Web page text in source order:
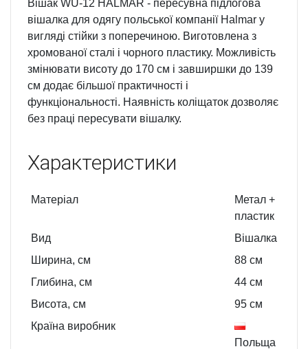
Вішак WU-12 HALMAR - пересувна підлогова
вішалка для одягу польської компанії Halmar у
вигляді стійки з поперечиною. Виготовлена з
хромованої сталі і чорного пластику. Можливість
змінювати висоту до 170 см і завширшки до 139
см додає більшої практичності і
функціональності. Наявність коліщаток дозволяє
без праці пересувати вішалку.
Характеристики
Матеріал
Метал +
пластик
Вид
Вішалка
Ширина, см
88 см
Глибина, см
44 см
Висота, см
95 см
Країна виробник
Польща